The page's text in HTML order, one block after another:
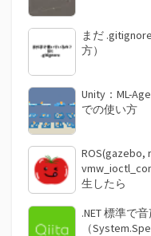
まだ
方）
Unity：ML-
での使い方
ROS(gazebo,
生したら
.NET 標準で
（